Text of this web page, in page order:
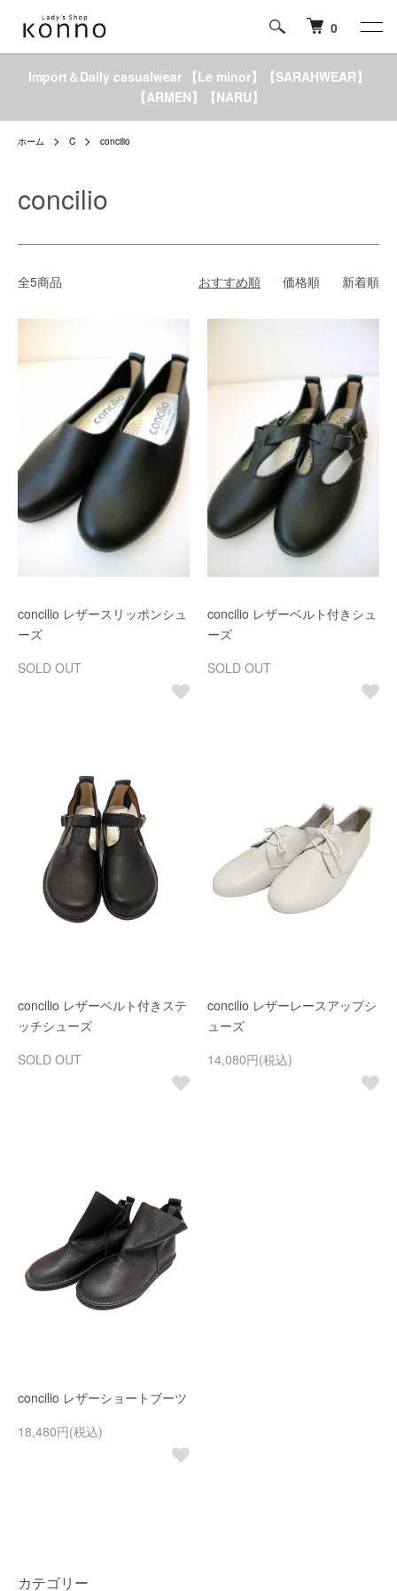
0
Import＆Daily casualwear 【Le minor】【SARAHWEAR】
【ARMEN】【NARU】
ホーム C concilio
concilio
全5商品 おすすめ順 価格順 新着順
concilio レザースリッポンシュ
ーズ
SOLD OUT
concilio レザーベルト付きシュ
ーズ
SOLD OUT
concilio レザーベルト付きステ
ッチシューズ
SOLD OUT
concilio レザーレースアップシ
ューズ
14,080円(税込)
concilio レザーショートブーツ
18,480円(税込)
カテゴリー